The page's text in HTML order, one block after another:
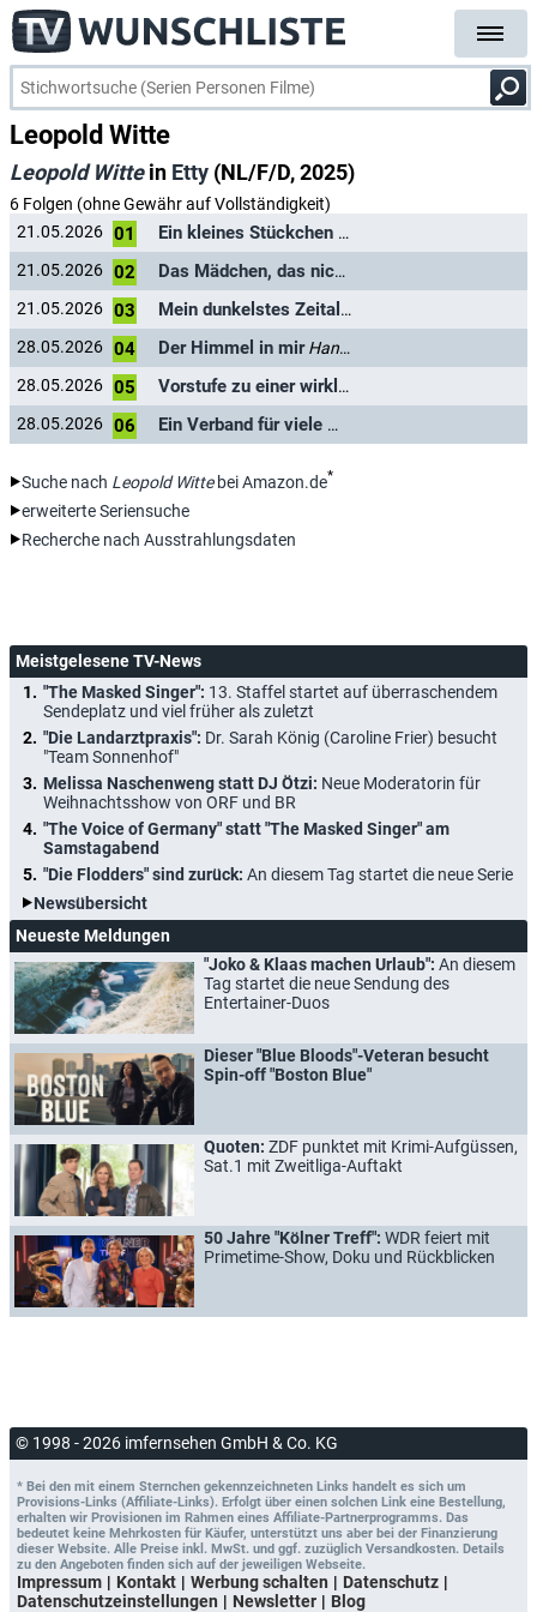
Leopold Witte
Leopold Wittein Etty (NL/F/D, 2025)
6 Folgen (ohne Gewähr auf Vollständigkeit)
21.05.2026 01 Ein kleines Stückchen Chaos
21.05.2026 02 Das Mädchen, das nicht knien konnte
21.05.2026 03 Mein dunkelstes Zeitalter
28.05.2026 04 Der Himmel in mir Han Wegerif
28.05.2026 05 Vorstufe zu einer wirklich großen Liebe
28.05.2026 06 Ein Verband für viele Wunden
Suche nach Leopold Wittebei Amazon.de*
erweiterte Seriensuche
Recherche nach Ausstrahlungsdaten
Meistgelesene TV-News
"The Masked Singer": 13. Staffel startet auf überraschendem
Sendeplatz und viel früher als zuletzt
"Die Landarztpraxis": Dr. Sarah König (Caroline Frier) besucht
"Team Sonnenhof"
Melissa Naschenweng statt DJ Ötzi: Neue Moderatorin für
Weihnachtsshow von ORF und BR
"The Voice of Germany" statt "The Masked Singer" am
Samstagabend
"Die Flodders" sind zurück: An diesem Tag startet die neue Serie
Newsübersicht
Neueste Meldungen
"Joko & Klaas machen Urlaub": An diesem
Tag startet die neue Sendung des
Entertainer-Duos
Dieser "Blue Bloods"-Veteran besucht
Spin-off "Boston Blue"
Quoten: ZDF punktet mit Krimi-Aufgüssen,
Sat.1 mit Zweitliga-Auftakt
50 Jahre "Kölner Treff": WDR feiert mit
Primetime-Show, Doku und Rückblicken
© 1998 - 2026 imfernsehen GmbH & Co. KG
* Bei den mit einem Sternchen gekennzeichneten Links handelt es sich um
Provisions-Links (Affiliate-Links). Erfolgt über einen solchen Link eine Bestellung,
erhalten wir Provisionen im Rahmen eines Affiliate-Partnerprogramms. Das
bedeutet keine Mehrkosten für Käufer, unterstützt uns aber bei der Finanzierung
dieser Website. Alle Preise inkl. MwSt. und ggf. zuzüglich Versandkosten. Details
zu den Angeboten finden sich auf der jeweiligen Webseite.
Impressum Kontakt Werbung schalten
Datenschutz
Datenschutzeinstellungen
Newsletter Blog